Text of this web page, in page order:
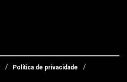
Política de privacidade